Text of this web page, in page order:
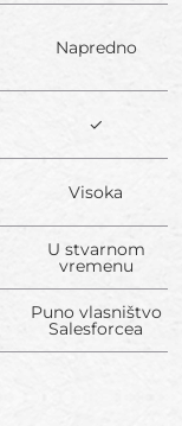
Napredno
✓
Visoka
U stvarnom
vremenu
Puno vlasništvo
Salesforcea